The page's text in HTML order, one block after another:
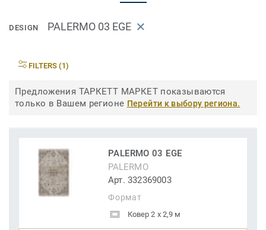
DESIGN PALERMO 03 EGE
FILTERS (1)
Предложения ТАРКЕТТ МАРКЕТ показываются
только в Вашем регионе Перейти к выбору региона.
PALERMO 03 EGE
PALERMO
Арт. 332369003
Формат
Ковер 2 x 2,9 м